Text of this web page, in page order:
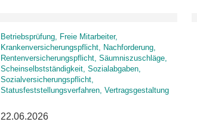
Betriebsprüfung, Freie Mitarbeiter,
Krankenversicherungspflicht, Nachforderung,
Rentenversicherungspflicht, Säumniszuschläge,
Scheinselbstständigkeit, Sozialabgaben,
Sozialversicherungspflicht,
Statusfeststellungsverfahren, Vertragsgestaltung
22.06.2026